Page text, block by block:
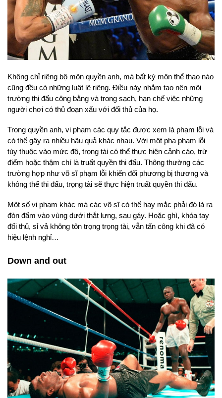
Không chỉ riêng bộ môn quyền anh, mà bất kỳ môn thể thao nào
cũng đều có những luật lệ riêng. Điều này nhằm tạo nên môi
trường thi đấu công bằng và trong sạch, hạn chế việc những
người chơi có thủ đoạn xấu với đối thủ của họ.
Trong quyền anh, vi phạm các quy tắc được xem là phạm lỗi và
có thể gây ra nhiều hậu quả khác nhau. Với một pha phạm lỗi
tùy thuộc vào mức độ, trọng tài có thể thực hiện cảnh cáo, trừ
điểm hoặc thậm chí là truất quyền thi đấu. Thông thường các
trường hợp như võ sĩ phạm lỗi khiến đối phương bị thương và
không thể thi đấu, trọng tài sẽ thực hiện truất quyền thi đấu.
Một số vi phạm khác mà các võ sĩ có thể hay mắc phải đó là ra
đòn đấm vào vùng dưới thắt lưng, sau gáy. Hoặc ghì, khóa tay
đối thủ, sỉ vả không tôn trọng trọng tài, vẫn tấn công khi đã có
hiệu lệnh nghỉ…
Down and out